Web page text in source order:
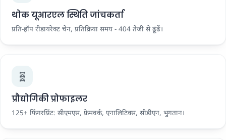
थोक यूआरएल स्थिति जांचकर्ता
प्रति-हॉप रीडायरेक्ट चेन, प्रतिक्रिया समय - 404 तेजी से ढूंढें।
🧬
प्रौद्योगिकी प्रोफाइलर
125+ फिंगरप्रिंट: सीएमएस, फ्रेमवर्क, एनालिटिक्स, सीडीएन, भुगतान।